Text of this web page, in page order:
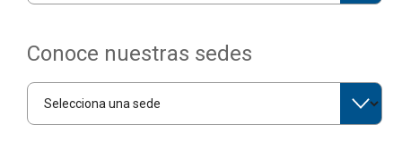
Conoce nuestras sedes